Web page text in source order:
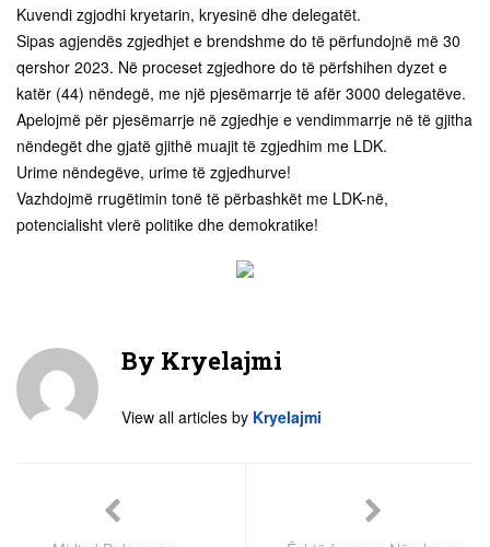
Kuvendi zgjodhi kryetarin, kryesinë dhe delegatët.
Sipas agjendës zgjedhjet e brendshme do të përfundojnë më 30
qershor 2023. Në proceset zgjedhore do të përfshihen dyzet e
katër (44) nëndegë, me një pjesëmarrje të afër 3000 delegatëve.
Apelojmë për pjesëmarrje në zgjedhje e vendimmarrje në të gjitha
nëndegët dhe gjatë gjithë muajit të zgjedhim me LDK.
Urime nëndegëve, urime të zgjedhurve!
Vazhdojmë rrugëtimin tonë të përbashkët me LDK-në,
potencialisht vlerë politike dhe demokratike!
By Kryelajmi
View all articles by Kryelajmi